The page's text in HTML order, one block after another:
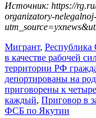
Источник: https://
organizatory-
Мигрант, Республика
в качестве рабочей
территории РФ
депортированы на
приговорены к
каждый, Приговор в
ФСБ по Якутии